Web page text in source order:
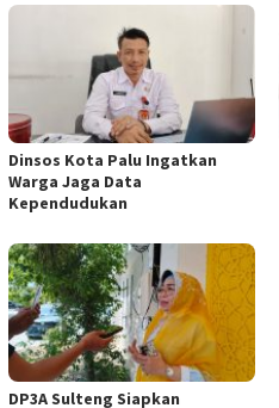
Dinsos Kota Palu Ingatkan
Warga Jaga Data
Kependudukan
DP3A Sulteng Siapkan